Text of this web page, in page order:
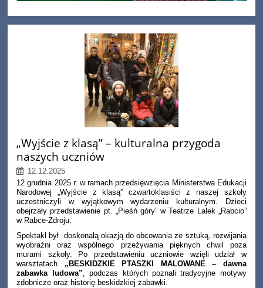
„Wyjście z klasą” – kulturalna przygoda
naszych uczniów
12.12.2025
12 grudnia 2025 r. w ramach przedsięwzięcia Ministerstwa Edukacji
Narodowej „Wyjście z klasą” czwartoklasiści z naszej szkoły
uczestniczyli w wyjątkowym wydarzeniu kulturalnym. Dzieci
obejrzały przedstawienie pt. „Pieśń góry” w Teatrze Lalek „Rabcio”
w Rabce-Zdroju.
Spektakl był doskonałą okazją do obcowania ze sztuką, rozwijania
wyobraźni oraz wspólnego przeżywania pięknych chwil poza
murami szkoły. Po przedstawieniu uczniowie wzięli udział w
warsztatach „BESKIDZKIE PTASZKI MALOWANE – dawna
zabawka ludowa”, podczas których poznali tradycyjne motywy
zdobnicze oraz historię beskidzkiej zabawki.